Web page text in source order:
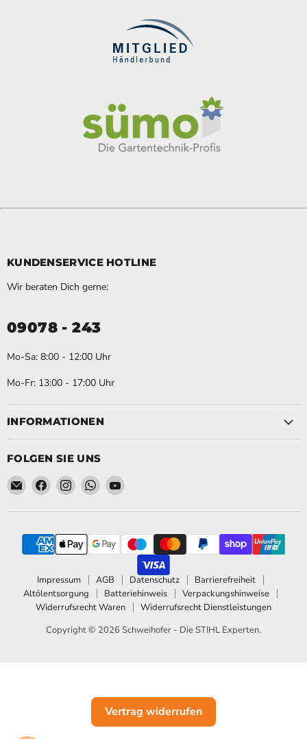
KUNDENSERVICE HOTLINE
Wir beraten Dich gerne:
09078 - 243
Mo-Sa: 8:00 - 12:00 Uhr
Mo-Fr: 13:00 - 17:00 Uhr
INFORMATIONEN
FOLGEN SIE UNS
Email Schweihofer - Die STIHL Experten.
Finden Sie uns auf Facebook
Finden Sie uns auf Instagram
Finden Sie uns auf WhatsApp
Finden Sie uns auf YouTube
Impressum AGB Datenschutz
Barrierefreiheit
Altölentsorgung
Batteriehinweis
Verpackungshinweise
Widerrufsrecht Waren
Widerrufsrecht Dienstleistungen
Copyright © 2026 Schweihofer - Die STIHL Experten.
Vertrag widerrufen